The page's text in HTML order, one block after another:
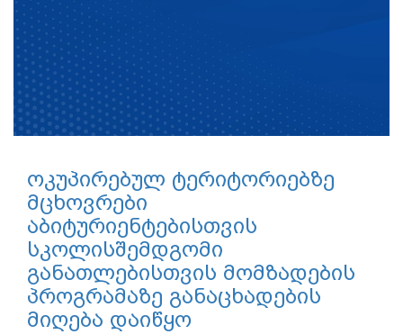
ოკუპირებულ ტერიტორიებზე
მცხოვრები
აბიტურიენტებისთვის
სკოლისშემდგომი
განათლებისთვის მომზადების
პროგრამაზე განაცხადების
მიღება დაიწყო